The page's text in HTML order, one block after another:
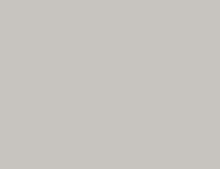
な読書